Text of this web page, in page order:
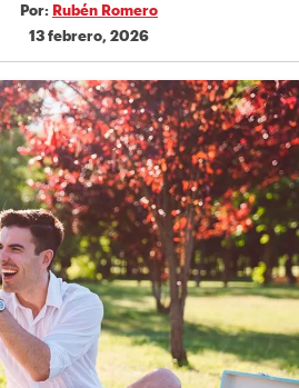
Por: Rubén Romero
13 febrero, 2026